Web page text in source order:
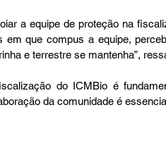
a equipe de proteção na
em que compus a equipe,
e terrestre se mantenha”,
do ICMBio é
da comunidade é